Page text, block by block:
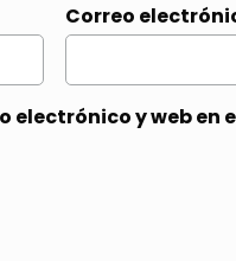
Correo
electrónico y web